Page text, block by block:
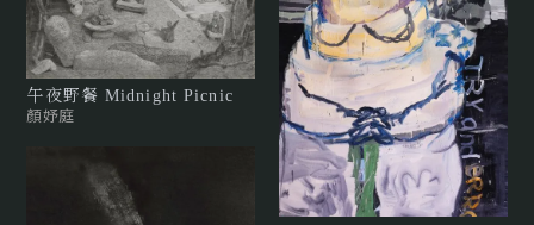
午夜野餐 Midnight Picnic
顏妤庭